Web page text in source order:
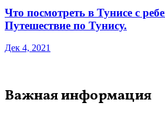
Что посмотреть в Тунисе с
Путешествие по Тунису.
Дек 4, 2021
Важная информация